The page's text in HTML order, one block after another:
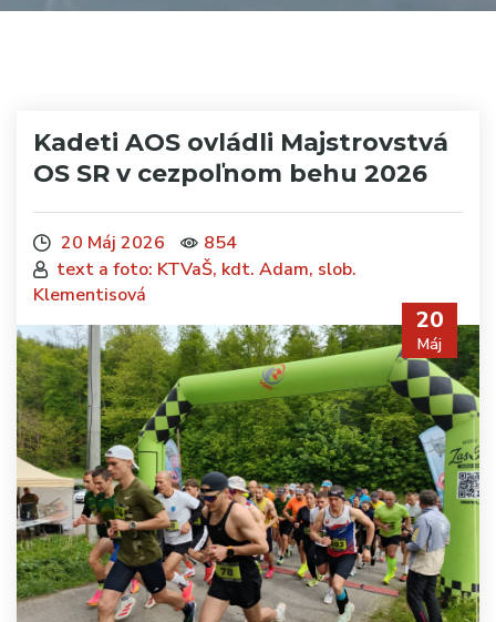
Kadeti AOS ovládli Majstrovstvá
OS SR v cezpoľnom behu 2026
20 Máj 2026
854
text a foto: KTVaŠ, kdt. Adam, slob.
Klementisová
20
Máj